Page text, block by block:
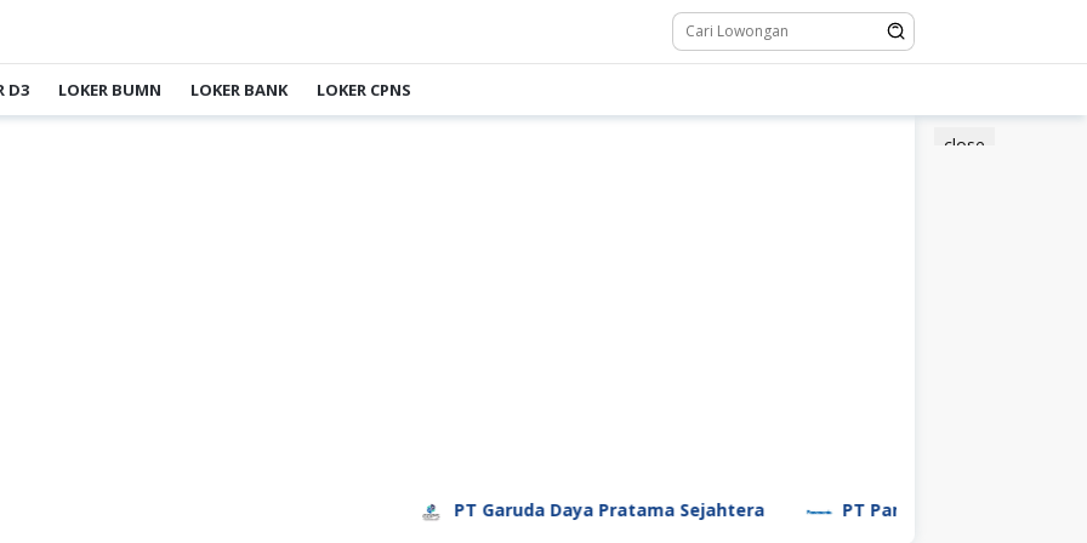
D3 LOKER BUMN LOKER BANK LOKER CPNS
close
PT Garuda Daya Pratama Sejahtera PT Panasonic Manufacturing